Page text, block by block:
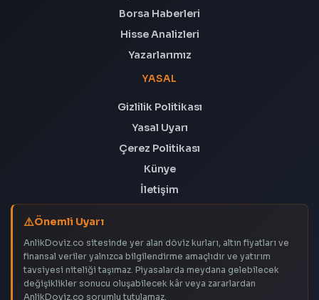
Borsa Haberleri
Hisse Analizleri
Yazarlarımız
YASAL
Gizlilik Politikası
Yasal Uyarı
Çerez Politikası
Künye
İletişim
Önemli Uyarı
AnlikDoviz.co sitesinde yer alan döviz kurları, altın fiyatları ve
finansal veriler yalnızca bilgilendirme amaçlıdır ve yatırım
tavsiyesi niteliği taşımaz. Piyasalarda meydana gelebilecek
değişiklikler sonucu oluşabilecek kâr veya zararlardan
AnlikDoviz.co sorumlu tutulamaz.